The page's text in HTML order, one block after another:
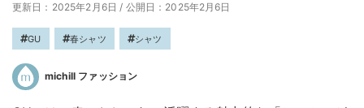
更新日：2025年2月6日 / 公開日：2025年2月6日
GU 春シャツ シャツ
michill ファッション